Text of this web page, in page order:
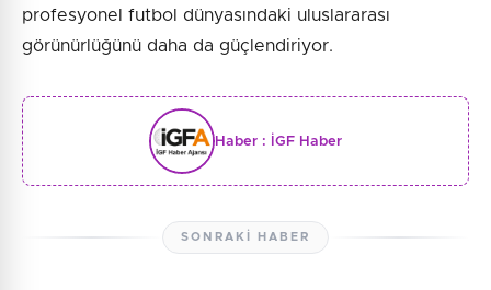
profesyonel futbol dünyasındaki uluslararası
görünürlüğünü daha da güçlendiriyor.
Haber : İGF Haber
SONRAKI HABER